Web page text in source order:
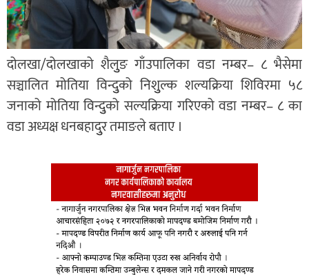
दोलखा/दोलखाको शैलुुङ गाँउपालिका वडा नम्बर– ८ भैसेमा
सञ्चालित मोतिया विन्दुुको निशुुल्क शल्यक्रिया शिविरमा ५८
जनाको मोतिया विन्दुुको सल्यक्रिया गरिएको वडा नम्बर– ८ का
वडा अध्यक्ष धनबहादुुर तमाङले बताए ।